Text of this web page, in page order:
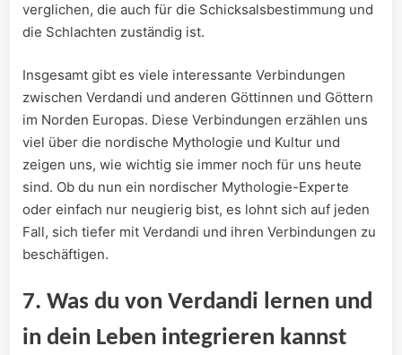
verglichen, die auch für die Schicksalsbestimmung und
die Schlachten zuständig ist.
Insgesamt gibt es viele interessante Verbindungen
zwischen Verdandi und anderen Göttinnen und Göttern
im Norden Europas. Diese Verbindungen erzählen uns
viel über die nordische Mythologie und Kultur und
zeigen uns, wie wichtig sie immer noch für uns heute
sind. Ob du nun ein nordischer Mythologie-Experte
oder einfach nur neugierig bist, es lohnt sich auf jeden
Fall, sich tiefer mit Verdandi und ihren Verbindungen zu
beschäftigen.
7. Was du von Verdandi lernen und
in dein Leben integrieren kannst